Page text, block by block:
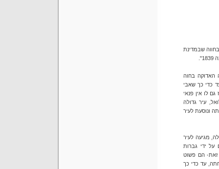
שבמדינת
האדוקה בחוה
כדי כך שאבי
לו אין פנאי
עיר גדולה
ונוסעת לעיר
מגיעה לעיר
ידי גברות
זאת- הם פשוט
עד כדי כך